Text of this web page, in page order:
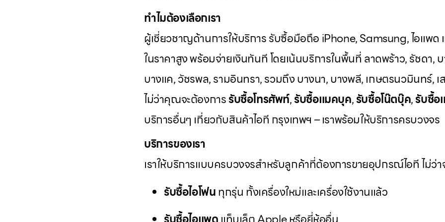
ทำไมต้องเลือกเรา
ผู้เชี่ยวชาญด้านการให้บริการ รับซื้อมือถือ iPhone, Samsung, ไอแพด
ในราคาสูง พร้อมจ่ายเงินทันที โดยเน้นบริการในพื้นที่ ลาดพร้าว, รัชดา,
บางแค, วัชรพล, รามอินทรา, รวมถึง บางนา, บางพลี, เกษตรนวมินทร์,
ไม่ว่าคุณจะต้องการรับซื้อโทรศัพท์,รับซื้อแมคบุค,รับซื้อโน๊ตบุ๊ค,รับซื้อ
บริการอื่นๆ เกี่ยวกับสินค้าไอที กรุงเทพฯ – เราพร้อมให้บริการครบวงจร
บริการของเรา
เราให้บริการแบบครบวงจรสำหรับลูกค้าที่ต้องการขายอุปกรณ์ไอที ไม่ว่า
รับซื้อไอโฟนทุกรุ่น ทั้งเครื่องใหม่และเครื่องใช้งานแล้ว